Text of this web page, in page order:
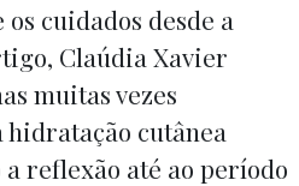
cuidados desde a
Claúdia Xavier
muitas vezes
cutânea
reflexão até ao período